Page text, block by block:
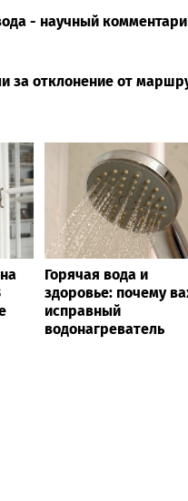
- научный
за отклонение от
Горячая вода и
здоровье: почему
исправный
водонагреватель